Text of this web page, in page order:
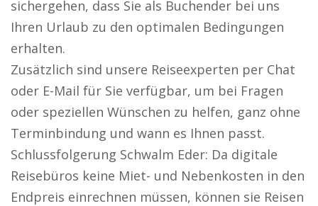
sichergehen, dass Sie als Buchender bei uns
Ihren Urlaub zu den optimalen Bedingungen
erhalten.
Zusätzlich sind unsere Reiseexperten per Chat
oder E-Mail für Sie verfügbar, um bei Fragen
oder speziellen Wünschen zu helfen, ganz ohne
Terminbindung und wann es Ihnen passt.
Schlussfolgerung Schwalm Eder: Da digitale
Reisebüros keine Miet- und Nebenkosten in den
Endpreis einrechnen müssen, können sie Reisen